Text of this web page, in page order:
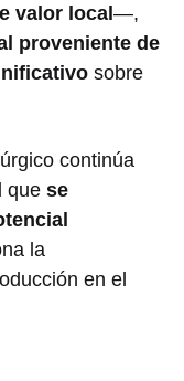
valor local—,
proveniente de
sobre
continúa
que se
la
en el